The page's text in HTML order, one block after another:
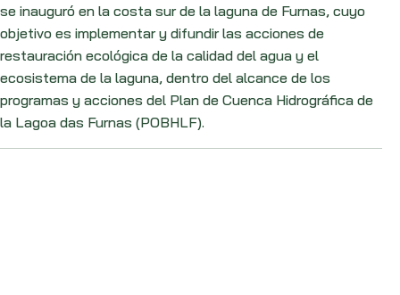
se inauguró en la costa sur de la laguna de Furnas, cuyo
objetivo es implementar y difundir las acciones de
restauración ecológica de la calidad del agua y el
ecosistema de la laguna, dentro del alcance de los
programas y acciones del Plan de Cuenca Hidrográfica de
la Lagoa das Furnas (POBHLF).